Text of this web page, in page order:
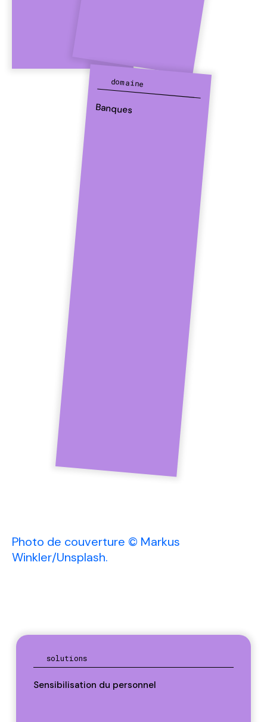
domaine
Banques
Photo de couverture © Markus
Winkler/Unsplash.
solutions
Sensibilisation du personnel